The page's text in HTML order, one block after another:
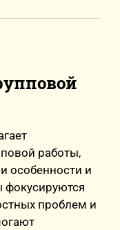
работы,
особенности и
фокусируются
проблем и